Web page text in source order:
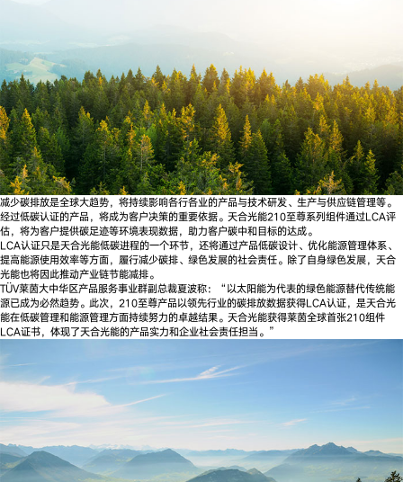
减少碳排放是全球大趋势，将持续影响各行各业的产品与技术研发、生产与供应链管理等。
经过低碳认证的产品，将成为客户决策的重要依据。天合光能210至尊系列组件通过LCA评
估，将为客户提供碳足迹等环境表现数据，助力客户碳中和目标的达成。
LCA认证只是天合光能低碳进程的一个环节，还将通过产品低碳设计、优化能源管理体系、
提高能源使用效率等方面，履行减少碳排、绿色发展的社会责任。除了自身绿色发展，天合
光能也将因此推动产业链节能减排。
TÜV莱茵大中华区产品服务事业群副总裁夏波称：“以太阳能为代表的绿色能源替代传统能
源已成为必然趋势。此次，210至尊产品以领先行业的碳排放数据获得LCA认证，是天合光
能在低碳管理和能源管理方面持续努力的卓越结果。天合光能获得莱茵全球首张210组件
LCA证书，体现了天合光能的产品实力和企业社会责任担当。”